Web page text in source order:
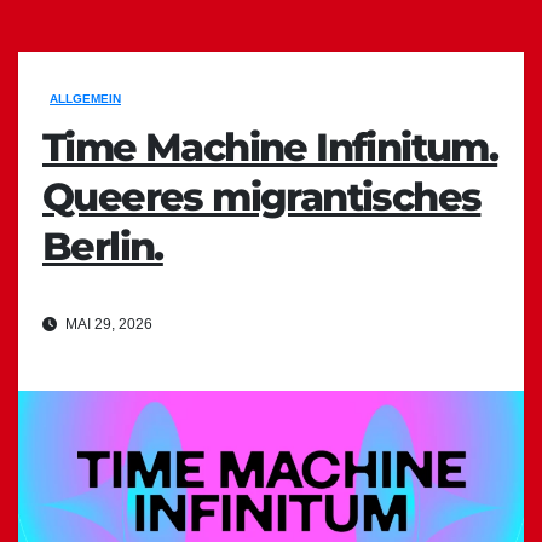
ALLGEMEIN
Time Machine Infinitum.
Queeres migrantisches
Berlin.
MAI 29, 2026